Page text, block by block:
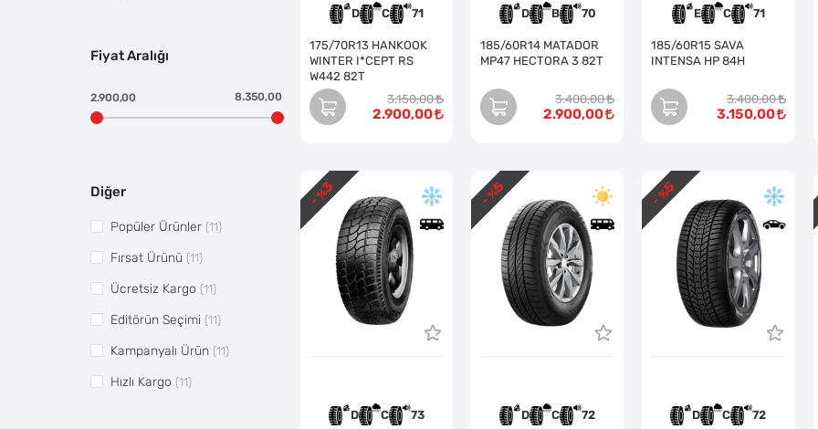
D C 71
175/70R13 HANKOOK
WINTER I*CEPT RS
W442 82T
3.150,00
2.900,00
D B 70
185/60R14 MATADOR
MP47 HECTORA 3 82T
3.400,00
2.900,00
E C 71
185/60R15 SAVA
INTENSA HP 84H
3.400,00
3.150,00
D C 73
- %
3
D C 72
- %
5
D C 72
- %
5
Fiyat Aralığı
2.900,00 8.350,00
Diğer
Popüler Ürünler (11)
Fırsat Ürünü (11)
Ücretsiz Kargo (11)
Editörün Seçimi (11)
Kampanyalı Ürün (11)
Hızlı Kargo (11)